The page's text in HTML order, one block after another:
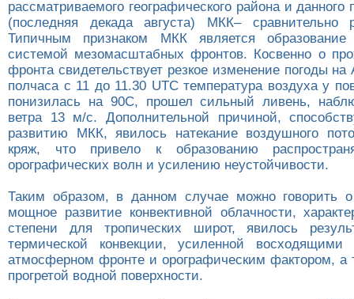
рассматриваемого географического района и
(последняя декада августа) МКК– сравнительно
Типичным признаком МКК является
системой мезомасштабных фронтов. Косвенно о
фронта свидетельствует резкое изменение погоды
полчаса с 11 до 11.30 UTC температура воздуха у
понизилась на 90С, прошел сильный ливень,
ветра 13 м/с. Дополнительной причиной,
развитию МКК, явилось натекание воздушного
кряж, что привело к образованию
орографических волн и усилению неустойчивости.
Таким образом, в данном случае можно говорить
мощное развитие конвективной облачности,
степени для тропических широт, явилось
термической конвекции, усиленной
атмосферном фронте и орографическим фактором, а
прогретой водной поверхности.